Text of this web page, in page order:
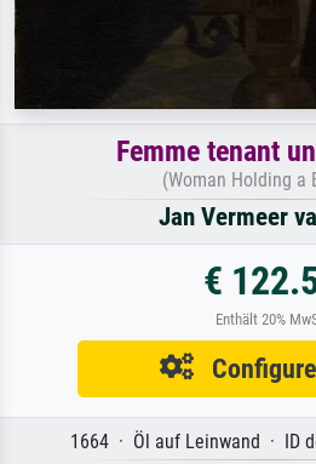
Femme tenant
(Woman Holding a
Jan Vermeer
€
Enthält 20%
1664 · Öl auf Leinwand · ID